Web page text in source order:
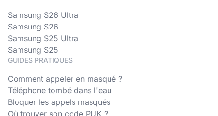
Samsung S26 Ultra
Samsung S26
Samsung S25 Ultra
Samsung S25
GUIDES PRATIQUES
Comment appeler en masqué ?
Téléphone tombé dans l'eau
Bloquer les appels masqués
Où trouver son code PUK ?